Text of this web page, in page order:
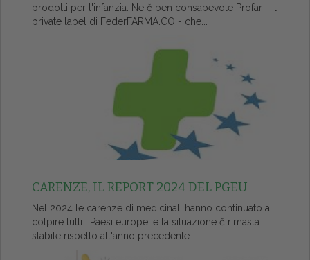
prodotti per l'infanzia. Ne č ben consapevole Profar - il
private label di FederFARMA.CO - che...
CARENZE, IL REPORT 2024 DEL PGEU
Nel 2024 le carenze di medicinali hanno continuato a
colpire tutti i Paesi europei e la situazione č rimasta
stabile rispetto all'anno precedente...